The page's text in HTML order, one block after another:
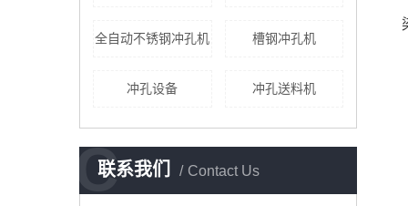
全自动不锈钢冲孔机 槽钢冲孔机
冲孔设备 冲孔送料机
联系我们 Contact Us
C